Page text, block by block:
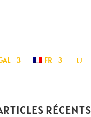
FR
RÉCENTS